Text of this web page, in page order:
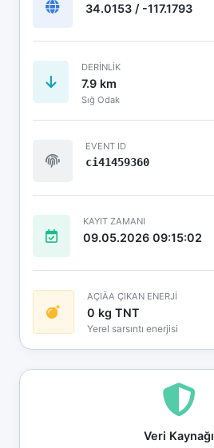
34.0153 / -117.1793
DERINLIK
7.9 km
Sığ Odak
EVENT ID
ci41459360
KAYIT ZAMANI
09.05.2026 09:15:02
AÇIÄA ÇIKAN ENERJİ
0 kg TNT
Yerel sarsıntı enerjisi
Veri Kaynağı